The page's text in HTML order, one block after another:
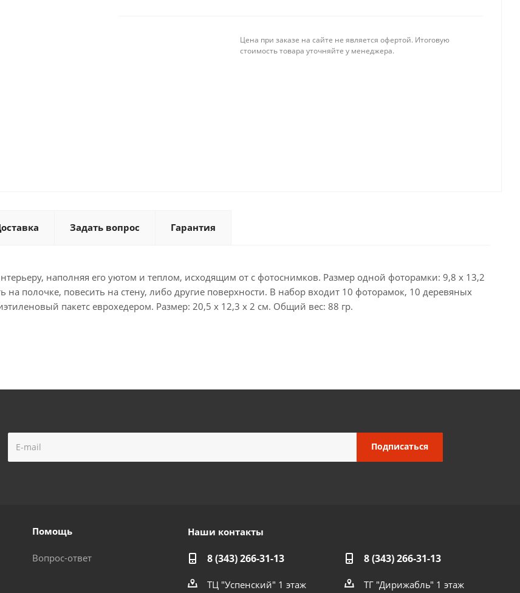
Цена при заказе на сайте не является офертой. Итоговую
стоимость товара уточняйте у менеджера.
Задать вопрос Гарантия
наполняя его уютом и теплом, исходящим от с фотоснимков. Размер одной фоторамки: 9,8 х 13,2
полочке, повесить на стену, либо другие поверхности. В набор входит 10 фоторамок, 10 деревяных
пакетс еврохедером. Размер: 20,5 х 12,3 х 2 см. Общий вес: 88 гр.
Помощь
Вопрос-ответ
Наши контакты
8 (343) 266-31-13
ТЦ "Успенский" 1 этаж
8 (343) 266-31-13
ТГ "Дирижабль" 1 этаж